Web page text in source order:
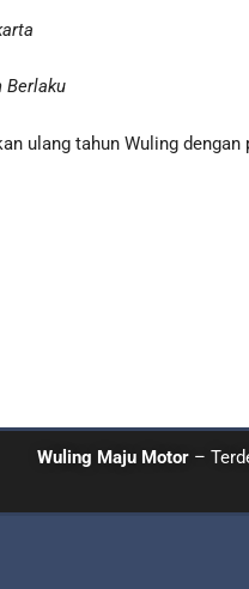
Berlaku
ulang tahun Wuling dengan
Wuling Maju Motor –